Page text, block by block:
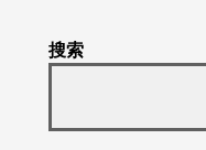
搜索